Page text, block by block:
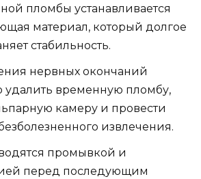
пломбы устанавливается
материал, который долгое
стабильность.
нервных окончаний
удалить временную пломбу,
камеру и провести
извлечения.
промывкой и
перед последующим